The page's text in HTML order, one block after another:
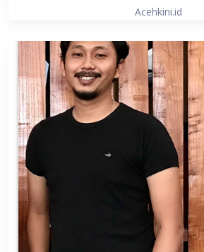
Acehkini.id